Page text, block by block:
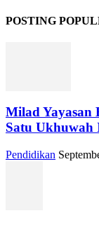
POSTING
Milad Yayasan
Satu Ukhuwah
Pendidikan